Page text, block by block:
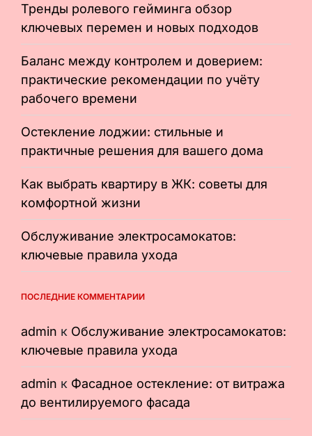
Тренды ролевого гейминга обзор
ключевых перемен и новых подходов
Баланс между контролем и доверием:
практические рекомендации по учёту
рабочего времени
Остекление лоджии: стильные и
практичные решения для вашего дома
Как выбрать квартиру в ЖК: советы для
комфортной жизни
Обслуживание электросамокатов:
ключевые правила ухода
ПОСЛЕДНИЕ КОММЕНТАРИИ
admin к Обслуживание электросамокатов:
ключевые правила ухода
admin к Фасадное остекление: от витража
до вентилируемого фасада